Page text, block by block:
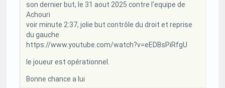
son dernier but, le 31 aout 2025 contre l'equipe de
Achouri
voir minute 2:37, jolie but contrôle du droit et reprise
du gauche
https://www.youtube.com/watch?v=eEDBsPiRfgU
le joueur est opérationnel.
Bonne chance a lui